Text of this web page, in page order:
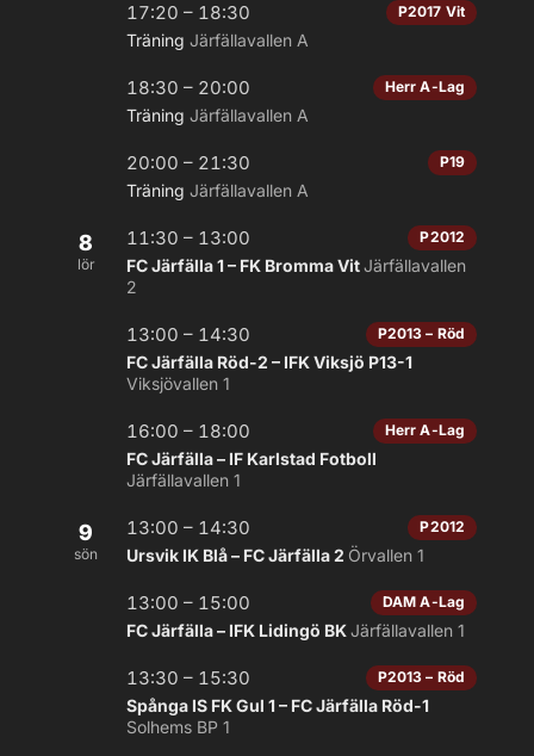
17:20 – 18:30 P2017 Vit
Träning Järfällavallen A
18:30 – 20:00 Herr A-Lag
Träning Järfällavallen A
20:00 – 21:30 P19
Träning Järfällavallen A
8
lör
11:30 – 13:00 P2012
FC Järfälla 1 – FK Bromma VitJärfällavallen
2
13:00 – 14:30 P2013 – Röd
FC Järfälla Röd-2 – IFK Viksjö P13-1
Viksjövallen 1
16:00 – 18:00 Herr A-Lag
FC Järfälla – IF Karlstad Fotboll
Järfällavallen 1
9
sön
13:00 – 14:30 P2012
Ursvik IK Blå – FC Järfälla 2 Örvallen 1
13:00 – 15:00 DAM A-Lag
FC Järfälla – IFK Lidingö BK Järfällavallen 1
13:30 – 15:30 P2013 – Röd
Spånga IS FK Gul 1 – FC Järfälla Röd-1
Solhems BP 1